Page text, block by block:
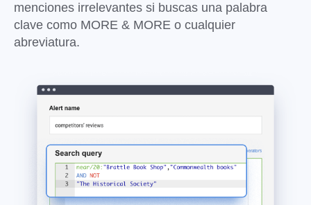
menciones irrelevantes si buscas una palabra
clave como MORE & MORE o cualquier
abreviatura.